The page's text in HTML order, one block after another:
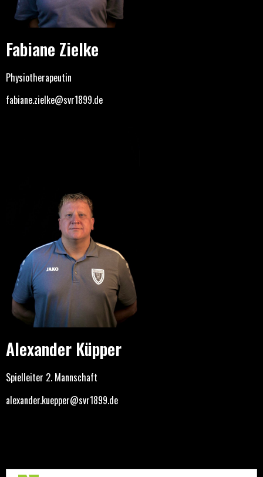
Fabiane Zielke
Physiotherapeutin
fabiane.zielke@svr1899.de
Alexander Küpper
Spielleiter 2. Mannschaft
alexander.kuepper@svr1899.de